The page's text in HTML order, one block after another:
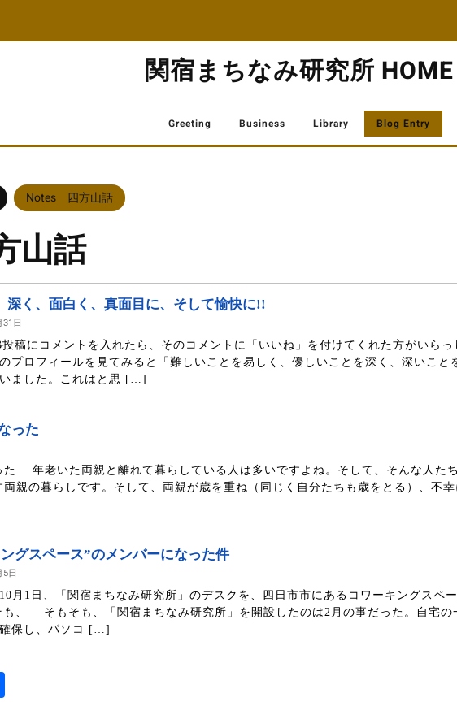
関宿まちなみ研究所 HOME
Greeting Business Library Blog Entry
Notes 四方山話
山話
深く、面白く、真面目に、そして愉快に!!
日
稿にコメントを入れたら、そのコメントに「いいね」を付けてくれた方がいらっ
プロフィールを見てみると「難しいことを易しく、優しいことを深く、深いこと
ました。これはと思 […]
った
た 年老いた両親と離れて暮らしている人は多いですよね。そして、そんな人た
親の暮らしです。そして、両親が歳を重ね（同じく自分たちも歳をとる）、不幸
グスペース”のメンバーになった件
日
月1日、「関宿まちなみ研究所」のデスクを、四日市市にあるコワーキングスペ
も、 そもそも、「関宿まちなみ研究所」を開設したのは2月の事だった。自宅の
保し、パソコ […]